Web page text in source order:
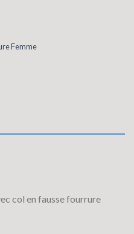
Femme
col en fausse fourrure